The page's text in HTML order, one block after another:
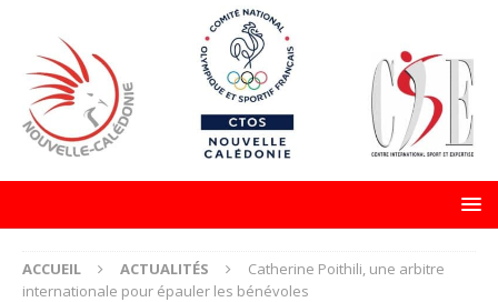
ACCUEIL ACTUALITÉS
Catherine Poithili, une arbitre
internationale pour épauler les bénévoles